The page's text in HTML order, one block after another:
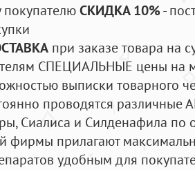
СКИДКА 10%-
при заказе товара на
СПЕЦИАЛЬНЫЕ цены на
выписки товарного
проводятся
Сиалиса и Силденафила по
фирмы прилагают
удобным для